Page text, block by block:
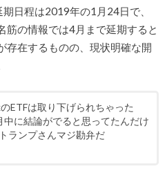
日程は2019年の1月24日で、
筋の情報では4月まで延期すると
存在するものの、現状明確な開
ETFは取り下げられちゃった
中に結論がでると思ってたんだけ
ランプさんマジ勘弁だ